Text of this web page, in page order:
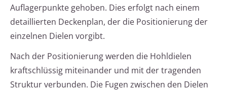
Auflagerpunkte gehoben. Dies erfolgt nach einem
detaillierten Deckenplan, der die Positionierung der
einzelnen Dielen vorgibt.
Nach der Positionierung werden die Hohldielen
kraftschlüssig miteinander und mit der tragenden
Struktur verbunden. Die Fugen zwischen den Dielen